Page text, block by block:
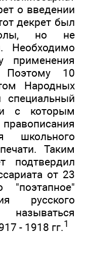
о введении
декрет был
но не
Необходимо
применения
Поэтому 10
Народных
с которым
школьного
Таким
подтвердил
от 23
русского
- 1918 гг.1